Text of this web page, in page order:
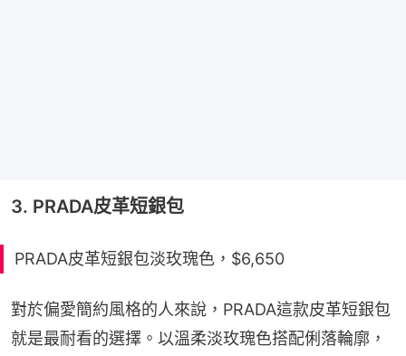
3. PRADA皮革短銀包
PRADA皮革短銀包淡玫瑰色，$6,650
對於偏愛簡約風格的人來說，PRADA這款皮革短銀包
就是最耐看的選擇。以溫柔淡玫瑰色搭配俐落輪廓，